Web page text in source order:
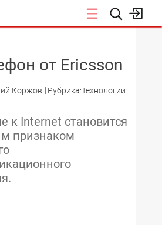
от Ericsson
Коржов
Рубрика:Технологии
к Internet становится
признаком